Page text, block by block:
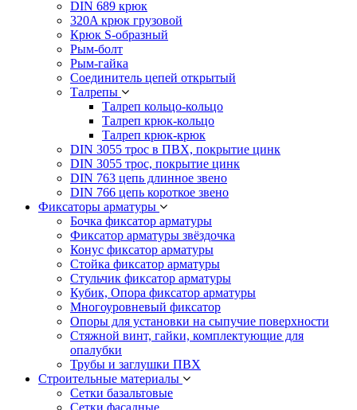
DIN 689 крюк
320A крюк грузовой
Крюк S-образный
Рым-болт
Рым-гайка
Соединитель цепей открытый
Талрепы
Талреп кольцо-кольцо
Талреп крюк-кольцо
Талреп крюк-крюк
DIN 3055 трос в ПВХ, покрытие цинк
DIN 3055 трос, покрытие цинк
DIN 763 цепь длинное звено
DIN 766 цепь короткое звено
Фиксаторы арматуры
Бочка фиксатор арматуры
Фиксатор арматуры звёздочка
Конус фиксатор арматуры
Стойка фиксатор арматуры
Стульчик фиксатор арматуры
Кубик, Опора фиксатор арматуры
Многоуровневый фиксатор
Опоры для установки на сыпучие поверхности
Стяжной винт, гайки, комплектующие для
опалубки
Трубы и заглушки ПВХ
Строительные материалы
Сетки базальтовые